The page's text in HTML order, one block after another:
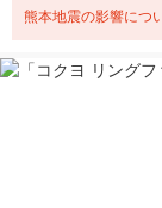
熊本地震の影響につ